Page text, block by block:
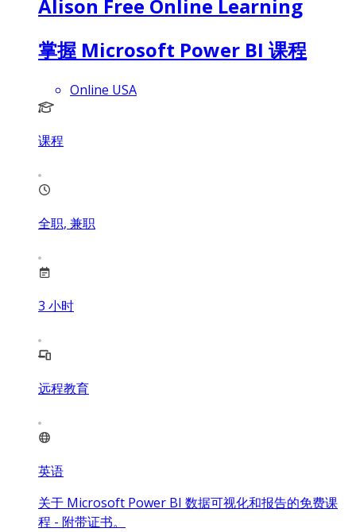
Alison Free Online Learning
掌握 Microsoft Power BI 课程
Online USA
课程
全职, 兼职
3 小时
远程教育
英语
关于 Microsoft Power BI 数据可视化和报告的免费课
程 - 附带证书。